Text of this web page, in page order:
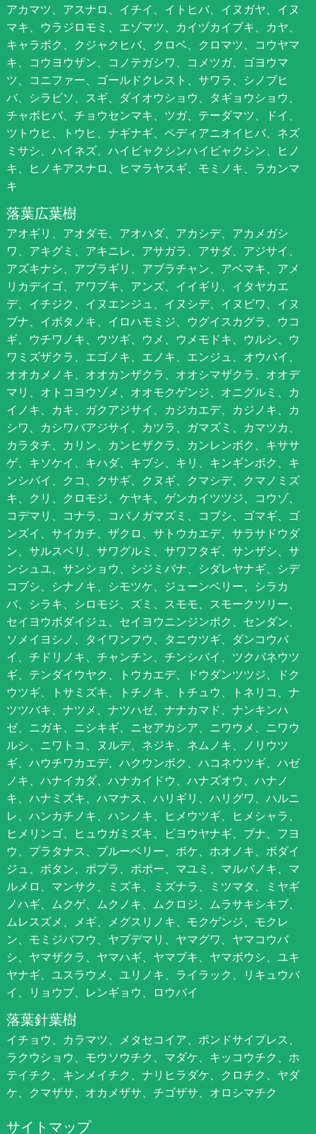
アカマツ、アスナロ、イチイ、イトヒバ、イヌガヤ、イヌ
マキ、ウラジロモミ、エゾマツ、カイヅカイブキ、カヤ、
キャラボク、クジャクヒバ、クロベ、クロマツ、コウヤマ
キ、コウヨウザン、コノテガシワ、コメツガ、ゴヨウマ
ツ、コニファー、ゴールドクレスト、サワラ、シノブヒ
バ、シラビソ、スギ、ダイオウショウ、タギョウショウ、
チャボヒバ、チョウセンマキ、ツガ、テーダマツ、ドイ、
ツトウヒ、トウヒ、ナギナギ、ペディアニオイヒバ、ネズ
ミサシ、ハイネズ、ハイビャクシンハイビャクシン、ヒノ
キ、ヒノキアスナロ、ヒマラヤスギ、モミノキ、ラカンマ
キ
落葉広葉樹
アオギリ、アオダモ、アオハダ、アカシデ、アカメガシ
ワ、アキグミ、アキニレ、アサガラ、アサダ、アジサイ、
アズキナシ、アブラギリ、アブラチャン、アベマキ、アメ
リカデイゴ、アワブキ、アンズ、イイギリ、イタヤカエ
デ、イチジク、イヌエンジュ、イヌシデ、イヌビワ、イヌ
ブナ、イボタノキ、イロハモミジ、ウグイスカグラ、ウコ
ギ、ウチワノキ、ウツギ、ウメ、ウメモドキ、ウルシ、ウ
ワミズザクラ、エゴノキ、エノキ、エンジュ、オウバイ、
オオカメノキ、オオカンザクラ、オオシマザクラ、オオデ
マリ、オトコヨウゾメ、オオモクゲンジ、オニグルミ、カ
イノキ、カキ、ガクアジサイ、カジカエデ、カジノキ、カ
シワ、カシワバアジサイ、カツラ、ガマズミ、カマツカ、
カラタチ、カリン、カンヒザクラ、カンレンボク、キササ
ゲ、キソケイ、キハダ、キブシ、キリ、キンギンボク、キ
ンシバイ、クコ、クサギ、クヌギ、クマシデ、クマノミズ
キ、クリ、クロモジ、ケヤキ、ゲンカイツツジ、コウゾ、
コデマリ、コナラ、コバノガマズミ、コブシ、ゴマギ、ゴ
ンズイ、サイカチ、ザクロ、サトウカエデ、サラサドウダ
ン、サルスベリ、サワグルミ、サワフタギ、サンザシ、サ
ンシュユ、サンショウ、シジミバナ、シダレヤナギ、シデ
コブシ、シナノキ、シモツケ、ジューンベリー、シラカ
バ、シラキ、シロモジ、ズミ、スモモ、スモークツリー、
セイヨウボダイジュ、セイヨウニンジンボク、センダン、
ソメイヨシノ、タイワンフウ、タニウツギ、ダンコウバ
イ、チドリノキ、チャンチン、チンシバイ、ツクバネウツ
ギ、テンダイウヤク、トウカエデ、ドウダンツツジ、ドク
ウツギ、トサミズキ、トチノキ、トチュウ、トネリコ、ナ
ツツバキ、ナツメ、ナツハゼ、ナナカマド、ナンキンハ
ゼ、ニガキ、ニシキギ、ニセアカシア、ニワウメ、ニワウ
ルシ、ニワトコ、ヌルデ、ネジキ、ネムノキ、ノリウツ
ギ、ハウチワカエデ、ハクウンボク、ハコネウツギ、ハゼ
ノキ、ハナイカダ、ハナカイドウ、ハナズオウ、ハナノ
キ、ハナミズキ、ハマナス、ハリギリ、ハリグワ、ハルニ
レ、ハンカチノキ、ハンノキ、ヒメウツギ、ヒメシャラ、
ヒメリンゴ、ヒュウガミズキ、ビヨウヤナギ、ブナ、フヨ
ウ、プラタナス、ブルーベリー、ボケ、ホオノキ、ボダイ
ジュ、ボタン、ポプラ、ポポー、マユミ、マルバノキ、マ
ルメロ、マンサク、ミズキ、ミズナラ、ミツマタ、ミヤギ
ノハギ、ムクゲ、ムクノキ、ムクロジ、ムラサキシキブ、
ムレスズメ、メギ、メグスリノキ、モクゲンジ、モクレ
ン、モミジバフウ、ヤブデマリ、ヤマグワ、ヤマコウバ
シ、ヤマザクラ、ヤマハギ、ヤマブキ、ヤマボウシ、ユキ
ヤナギ、ユスラウメ、ユリノキ、ライラック、リキュウバ
イ、リョウブ、レンギョウ、ロウバイ
落葉針葉樹
イチョウ、カラマツ、メタセコイア、ポンドサイプレス、
ラクウショウ、モウソウチク、マダケ、キッコウチク、ホ
テイチク、キンメイチク、ナリヒラダケ、クロチク、ヤダ
ケ、クマザサ、オカメザサ、チゴザサ、オロシマチク
サイトマップ